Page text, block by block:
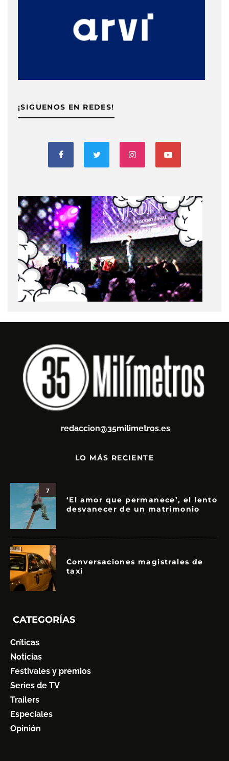
¡SIGUENOS EN REDES!
redaccion@35milimetros.es
LO MÁS RECIENTE
7
‘El amor que permanece’, el lento
desvanecer de un matrimonio
Conversaciones magistrales de
taxi
CATEGORÍAS
Críticas
Noticias
Festivales y premios
Series de TV
Trailers
Especiales
Opinión